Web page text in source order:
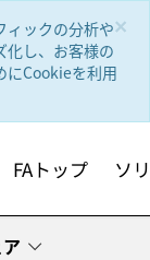
×
ィックの分析や
化し、お客様の
にCookieを利用
FAトップ ソ